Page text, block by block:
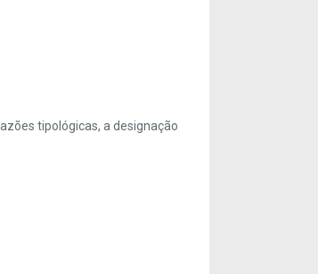
tipológicas, a designação